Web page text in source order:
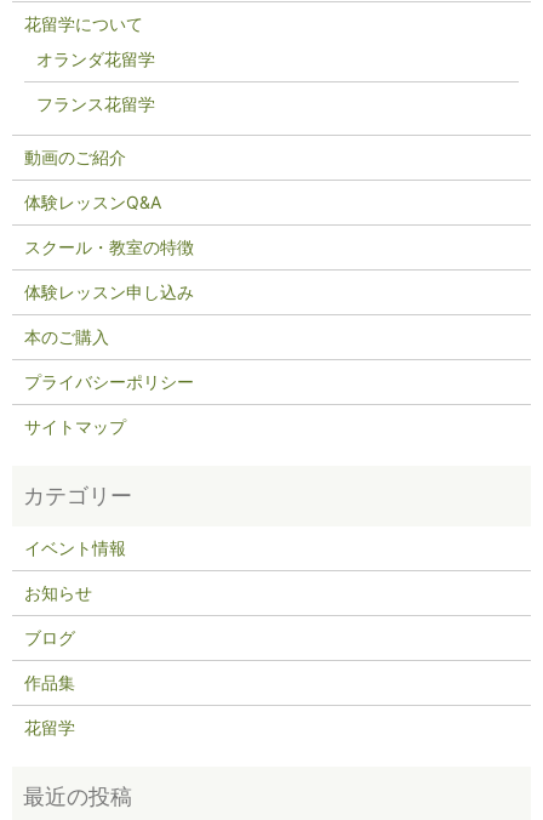
花留学について
オランダ花留学
フランス花留学
動画のご紹介
体験レッスンQ&A
スクール・教室の特徴
体験レッスン申し込み
本のご購入
プライバシーポリシー
サイトマップ
イベント情報
お知らせ
ブログ
作品集
花留学